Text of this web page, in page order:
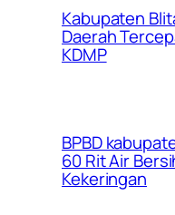
Kabupaten
Daerah
KDMP
BPBD
60 Rit Air
Kekeringan